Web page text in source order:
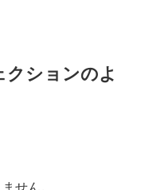
ションのよ
せん。